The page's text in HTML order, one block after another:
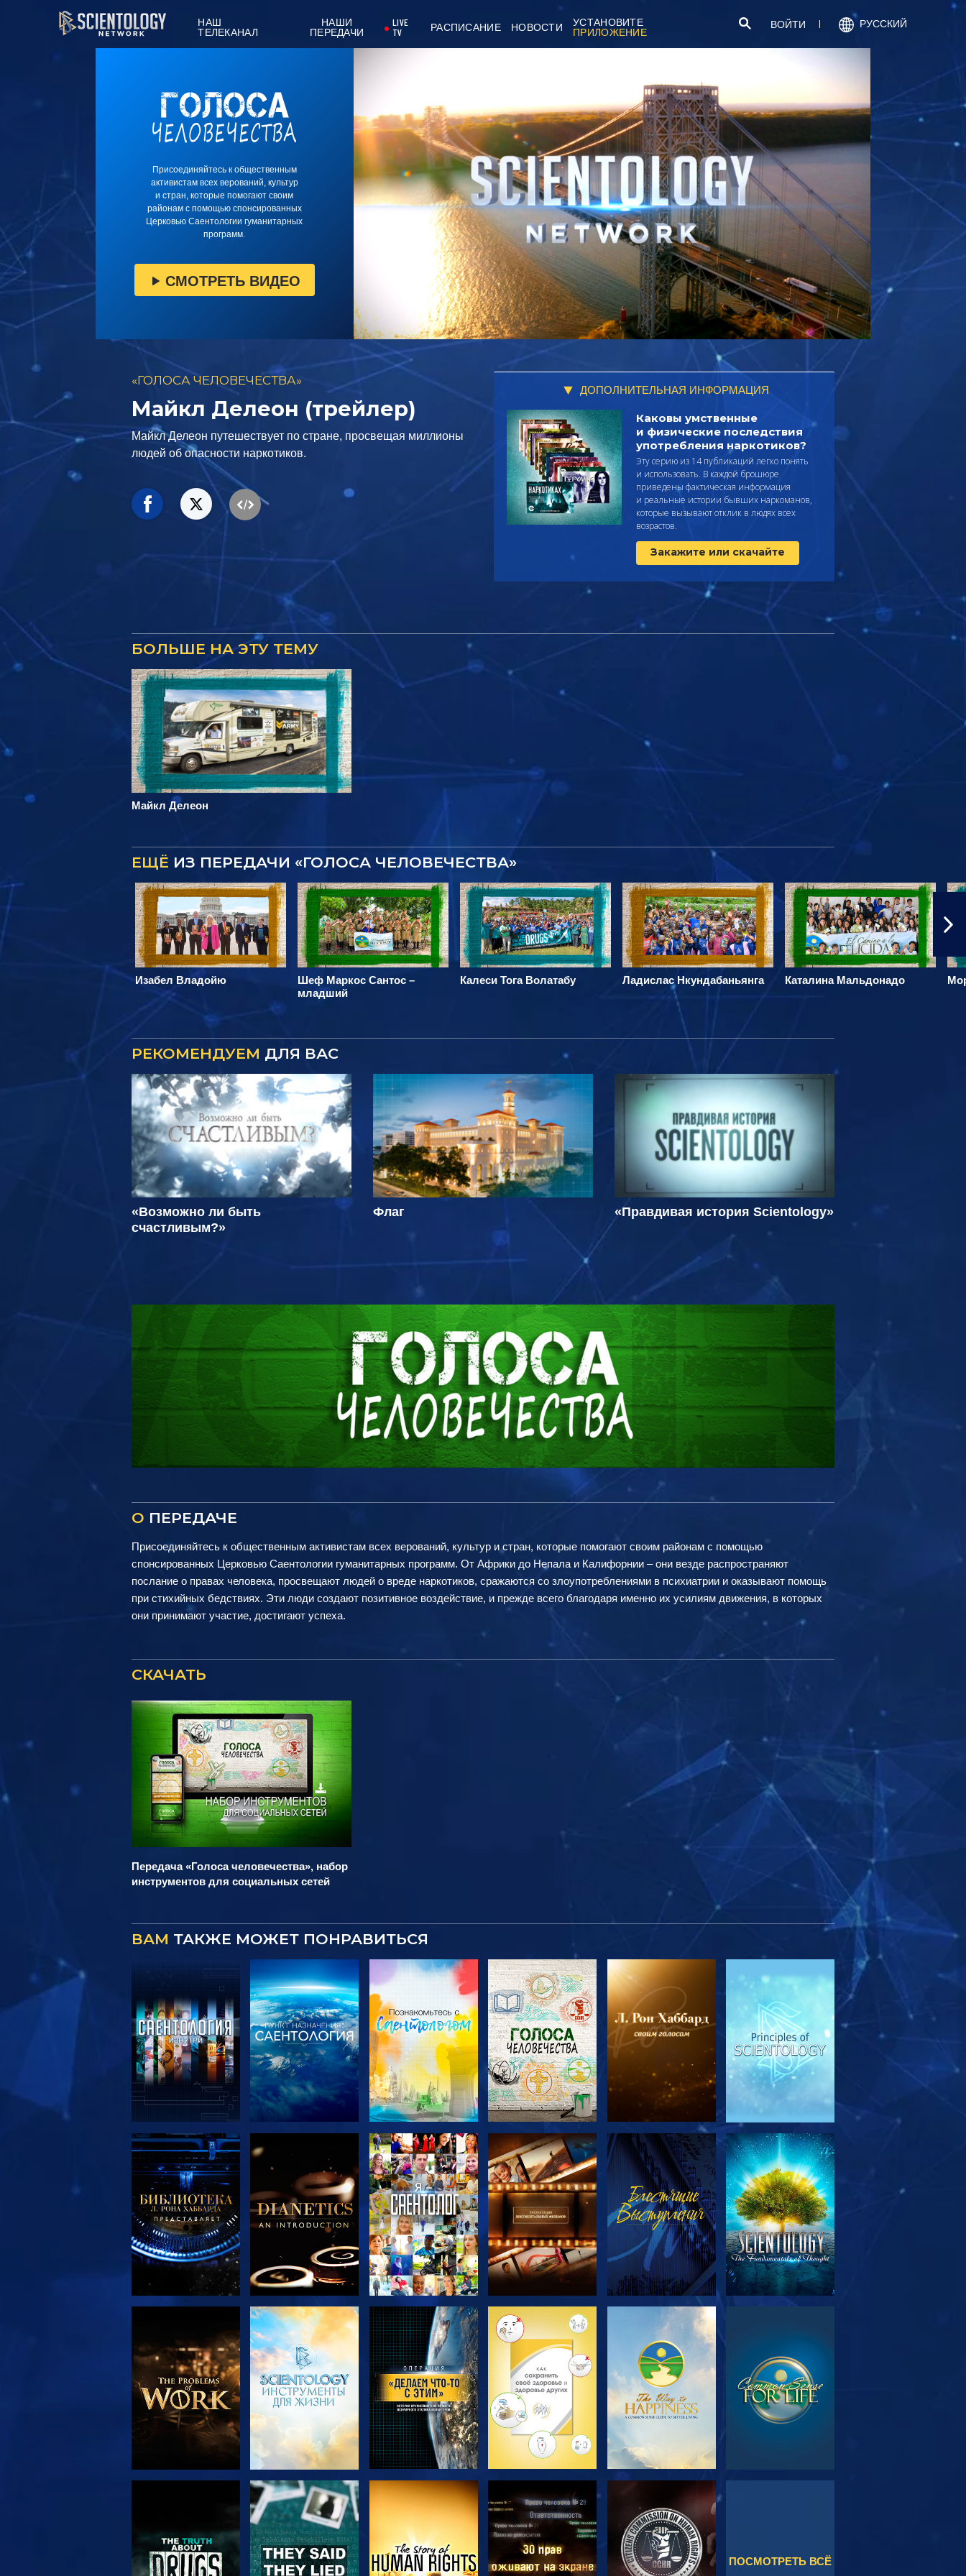
НАШ
ТЕЛЕКАНАЛ
НАШИ
ПЕРЕДАЧИ
LIVE
TV
РАСПИСАНИЕ НОВОСТИ
УСТАНОВИТЕ
ПРИЛОЖЕНИЕ
ВОЙТИ РУССКИЙ
Присоединяйтесь к общественным
активистам всех верований, культур
и стран, которые помогают своим
районам с помощью спонсированных
Церковью Саентологии гуманитарных
программ.
СМОТРЕТЬ ВИДЕО
«ГОЛОСА ЧЕЛОВЕЧЕСТВА»
Майкл Делеон (трейлер)
Майкл Делеон путешествует по стране, просвещая миллионы
людей об опасности наркотиков.
ДОПОЛНИТЕЛЬНАЯ ИНФОРМАЦИЯ
Каковы умственные
и физические последствия
употребления наркотиков?
Эту серию из 14 публикаций легко понять
и использовать. В каждой брошюре
приведены фактическая информация
и реальные истории бывших наркоманов,
которые вызывают отклик в людях всех
возрастов.
Закажите или скачайте
БОЛЬШЕ НА ЭТУ ТЕМУ
Майкл Делеон
ЕЩЁ ИЗ ПЕРЕДАЧИ «ГОЛОСА ЧЕЛОВЕЧЕСТВА»
Изабел Владойю
Шеф Маркос Сантос –
младший
Калеси Тога Волатабу Ладислас Нкундабаньянга Каталина Мальдонадо
РЕКОМЕНДУЕМ ДЛЯ ВАС
«Возможно ли быть
счастливым?»
Флаг «Правдивая история Scientology»
О ПЕРЕДАЧЕ
Присоединяйтесь к общественным активистам всех верований, культур и стран, которые помогают своим районам с помощью
спонсированных Церковью Саентологии гуманитарных программ. От Африки до Непала и Калифорнии – они везде распространяют
послание о правах человека, просвещают людей о вреде наркотиков, сражаются со злоупотреблениями в психиатрии и оказывают помощь
при стихийных бедствиях. Эти люди создают позитивное воздействие, и прежде всего благодаря именно их усилиям движения, в которых
они принимают участие, достигают успеха.
СКАЧАТЬ
Передача «Голоса человечества», набор
инструментов для социальных сетей
ВАМ ТАКЖЕ МОЖЕТ ПОНРАВИТЬСЯ
СМОТРЕТЬ
ПЕРЕДАЧИ
СМОТРЕТЬ
ПЕРЕДАЧИ
СМОТРЕТЬ
ПЕРЕДАЧИ
СМОТРЕТЬ
ПЕРЕДАЧИ
СМОТРЕТЬ
ПЕРЕДАЧИ
СМОТРЕТЬ
СМОТРЕТЬ
ПЕРЕДАЧИ
СМОТРЕТЬ
СМОТРЕТЬ
ПЕРЕДАЧИ
СМОТРЕТЬ
ПЕРЕДАЧИ
СМОТРЕТЬ
ПЕРЕДАЧИ
СМОТРЕТЬ СМОТРЕТЬ СМОТРЕТЬ СМОТРЕТЬ
ПОСМОТРЕТЬ ВСЁ